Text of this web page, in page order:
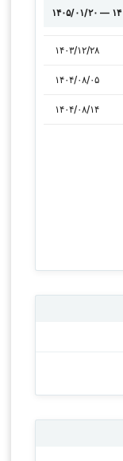
۱۴۰۳/۱۲/۲۸
۱۴۰۴/۰۸/۰۵
۱۴۰۴/۰۸/۱۴